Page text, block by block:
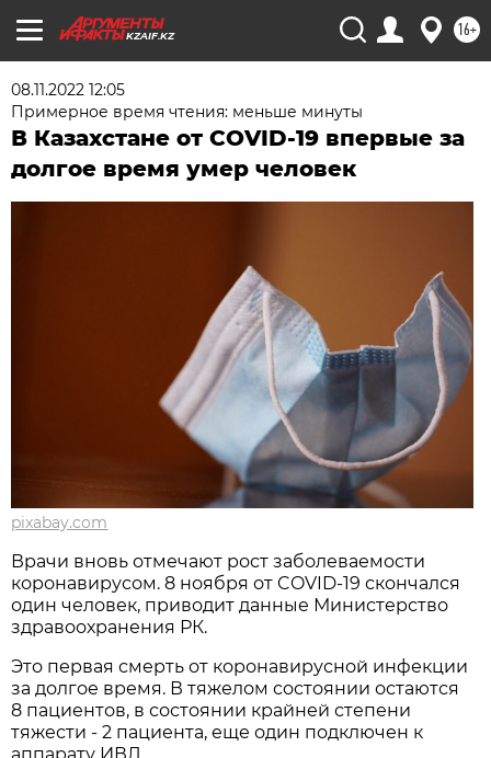
KZAIF.KZ 16+
08.11.2022 12:05
Примерное время чтения: меньше минуты
В Казахстане от COVID-19 впервые за
долгое время умер человек
pixabay.com
Врачи вновь отмечают рост заболеваемости
коронавирусом. 8 ноября от COVID-19 скончался
один человек, приводит данные Министерство
здравоохранения РК.
Это первая смерть от коронавирусной инфекции
за долгое время. В тяжелом состоянии остаются
8 пациентов, в состоянии крайней степени
тяжести - 2 пациента, еще один подключен к